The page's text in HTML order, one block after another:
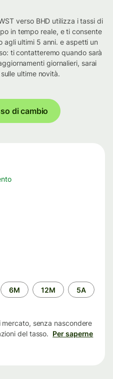
verso BHD utilizza i tassi di
in tempo reale, e ti consente
agli ultimi 5 anni. e aspetti un
ti contatteremo quando sarà
giornalieri, sarai
ultime novità.
di cambio
6M 12M 5A
senza nascondere
del tasso. Per saperne